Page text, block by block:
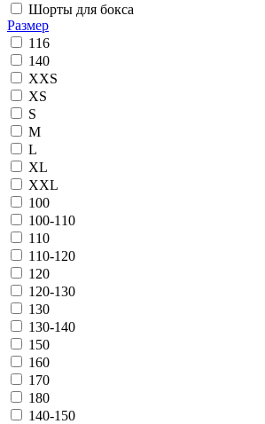
Шорты для бокса
Размер
116
140
XXS
XS
S
M
L
XL
XXL
100
100-110
110
110-120
120
120-130
130
130-140
150
160
170
180
140-150